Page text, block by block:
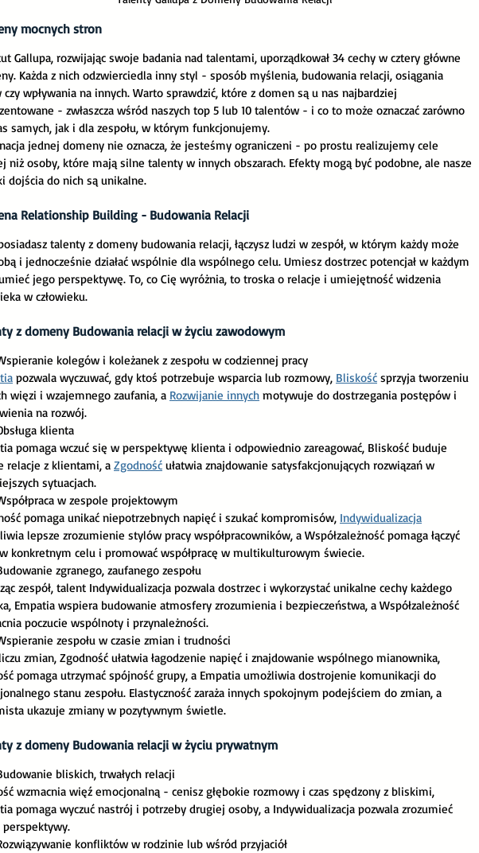
mocnych stron
Gallupa, rozwijając swoje badania nad talentami, uporządkował 34 cechy w cztery główne
Każda z nich odzwierciedla inny styl - sposób myślenia, budowania relacji, osiągania
czy wpływania na innych. Warto sprawdzić, które z domen są u nas najbardziej
- zwłaszcza wśród naszych top 5 lub 10 talentów - i co to może oznaczać zarówno
samych, jak i dla zespołu, w którym funkcjonujemy.
jednej domeny nie oznacza, że jesteśmy ograniczeni - po prostu realizujemy cele
niż osoby, które mają silne talenty w innych obszarach. Efekty mogą być podobne, ale nasze
dojścia do nich są unikalne.
Relationship Building - Budowania Relacji
talenty z domeny budowania relacji, łączysz ludzi w zespół, w którym każdy może
i jednocześnie działać wspólnie dla wspólnego celu. Umiesz dostrzec potencjał w każdym
jego perspektywę. To, co Cię wyróżnia, to troska o relacje i umiejętność widzenia
w człowieku.
z domeny Budowania relacji w życiu zawodowym
kolegów i koleżanek z zespołu w codziennej pracy
pozwala wyczuwać, gdy ktoś potrzebuje wsparcia lub rozmowy, Bliskość sprzyja tworzeniu
więzi i wzajemnego zaufania, a Rozwijanie innych motywuje do dostrzegania postępów i
na rozwój.
klienta
pomaga wczuć się w perspektywę klienta i odpowiednio zareagować, Bliskość buduje
relacje z klientami, a Zgodność ułatwia znajdowanie satysfakcjonujących rozwiązań w
sytuacjach.
w zespole projektowym
pomaga unikać niepotrzebnych napięć i szukać kompromisów, Indywidualizacja
lepsze zrozumienie stylów pracy współpracowników, a Współzależność pomaga łączyć
konkretnym celu i promować współpracę w multikulturowym świecie.
zgranego, zaufanego zespołu
Empatia wspiera budowanie atmosfery zrozumienia i bezpieczeństwa, a Współzależność
poczucie wspólnoty i przynależności.
zespołu w czasie zmian i trudności
zmian, Zgodność ułatwia łagodzenie napięć i znajdowanie wspólnego mianownika,
pomaga utrzymać spójność grupy, a Empatia umożliwia dostrojenie komunikacji do
stanu zespołu. Elastyczność zaraża innych spokojnym podejściem do zmian, a
ukazuje zmiany w pozytywnym świetle.
z domeny Budowania relacji w życiu prywatnym
bliskich, trwałych relacji
wzmacnia więź emocjonalną - cenisz głębokie rozmowy i czas spędzony z bliskimi,
pomaga wyczuć nastrój i potrzeby drugiej osoby, a Indywidualizacja pozwala zrozumieć
perspektywy.
konfliktów w rodzinie lub wśród przyjaciół